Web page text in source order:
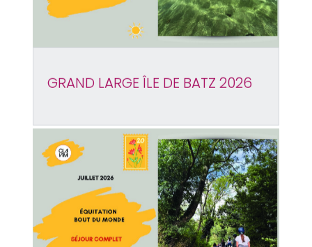
GRAND LARGE ÎLE DE BATZ 2026